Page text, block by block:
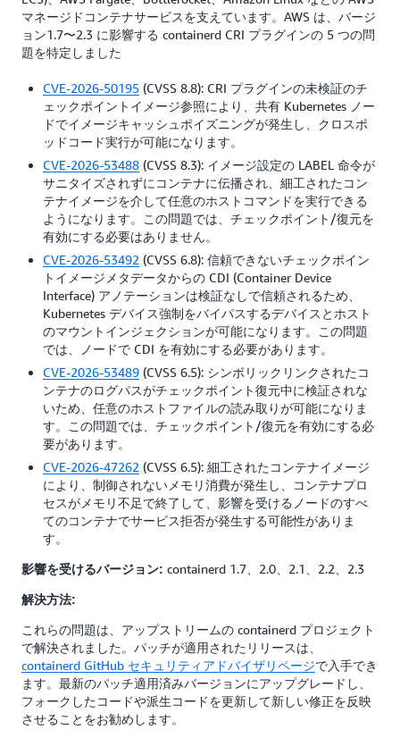
マネージドコンテナサービスを支えています。AWS は、バージ
ョン1.7〜2.3 に影響する containerd CRI プラグインの 5 つの問
題を特定しました
CVE-2026-50195 (CVSS 8.8): CRI プラグインの未検証のチ
ェックポイントイメージ参照により、共有 Kubernetes ノー
ドでイメージキャッシュポイズニングが発生し、クロスポ
ッドコード実行が可能になります。
CVE-2026-53488 (CVSS 8.3): イメージ設定の LABEL 命令が
サニタイズされずにコンテナに伝播され、細工されたコン
テナイメージを介して任意のホストコマンドを実行できる
ようになります。この問題では、チェックポイント/復元を
有効にする必要はありません。
CVE-2026-53492 (CVSS 6.8): 信頼できないチェックポイン
トイメージメタデータからの CDI (Container Device
Interface) アノテーションは検証なしで信頼されるため、
Kubernetes デバイス強制をバイパスするデバイスとホスト
のマウントインジェクションが可能になります。この問題
では、ノードで CDI を有効にする必要があります。
CVE-2026-53489 (CVSS 6.5): シンボリックリンクされたコ
ンテナのログパスがチェックポイント復元中に検証されな
いため、任意のホストファイルの読み取りが可能になりま
す。この問題では、チェックポイント/復元を有効にする必
要があります。
CVE-2026-47262 (CVSS 6.5): 細工されたコンテナイメージ
により、制御されないメモリ消費が発生し、コンテナプロ
セスがメモリ不足で終了して、影響を受けるノードのすべ
てのコンテナでサービス拒否が発生する可能性がありま
す。
影響を受けるバージョン: containerd 1.7、2.0、2.1、2.2、2.3
解決方法:
これらの問題は、アップストリームの containerd プロジェクト
で解決されました。パッチが適用されたリリースは、
containerd GitHub セキュリティアドバイザリページで入手でき
ます。最新のパッチ適用済みバージョンにアップグレードし、
フォークしたコードや派生コードを更新して新しい修正を反映
させることをお勧めします。